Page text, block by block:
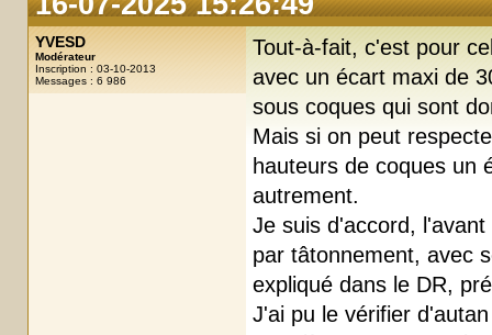
YVESD
Modérateur
Inscription : 03-10-2013
Messages : 6 986
Tout-à-fait, c'est pour
avec un écart maxi de
sous coques qui sont
Mais si on peut
hauteurs de coques un
autrement.
Je suis d'accord,
par tâtonnement, avec
expliqué dans le DR,
J'ai pu le vérifier